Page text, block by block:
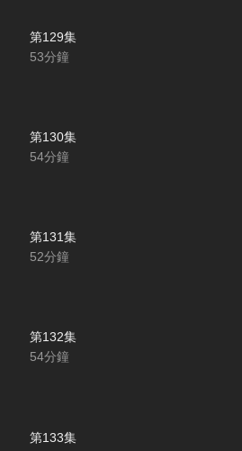
第129集
53分鐘
第130集
54分鐘
第131集
52分鐘
第132集
54分鐘
第133集